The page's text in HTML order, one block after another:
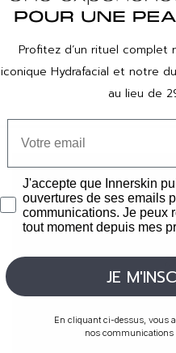
AIX-EN-
8 rue Nazareth,
Profitez d’un rituel complet
iconique Hydrafacial et notre
au lieu de
J'accepte que Innerskin
ouvertures de ses emails
communications. Je peux
tout moment depuis mes
JE
En cliquant ci-dessus, vous
nos communications